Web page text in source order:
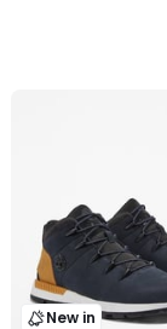
New in